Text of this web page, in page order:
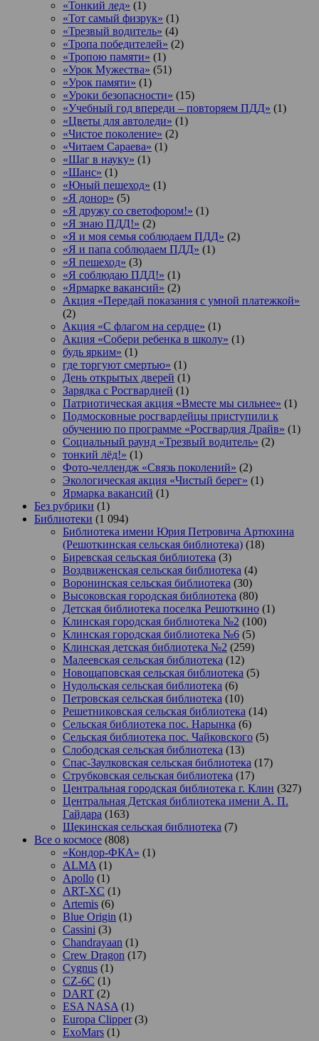
«Тонкий лед» (1)
«Тот самый физрук» (1)
«Трезвый водитель» (4)
«Тропа победителей» (2)
«Тропою памяти» (1)
«Урок Мужества» (51)
«Урок памяти» (1)
«Уроки безопасности» (15)
«Учебный год впереди – повторяем ПДД» (1)
«Цветы для автоледи» (1)
«Чистое поколение» (2)
«Читаем Сараева» (1)
«Шаг в науку» (1)
«Шанс» (1)
«Юный пешеход» (1)
«Я донор» (5)
«Я дружу со светофором!» (1)
«Я знаю ПДД!» (2)
«Я и моя семья соблюдаем ПДД» (2)
«Я и папа соблюдаем ПДД» (1)
«Я пешеход» (3)
«Я соблюдаю ПДД!» (1)
«Ярмарке вакансий» (2)
Акция «Передай показания с умной платежкой»
(2)
Акция «С флагом на сердце» (1)
Акция «Собери ребенка в школу» (1)
будь ярким» (1)
где торгуют смертью» (1)
День открытых дверей (1)
Зарядка с Росгвардией (1)
Патриотическая акция «Вместе мы сильнее» (1)
Подмосковные росгвардейцы приступили к
обучению по программе «Росгвардия Драйв» (1)
Социальный раунд «Трезвый водитель» (2)
тонкий лёд!» (1)
Фото-челлендж «Связь поколений» (2)
Экологическая акция «Чистый берег» (1)
Ярмарка вакансий (1)
Без рубрики (1)
Библиотеки (1 094)
Библиотека имени Юрия Петровича Артюхина
(Решоткинская сельская библиотека) (18)
Биревская сельская библиотека (3)
Воздвиженская сельская библиотека (4)
Воронинская сельская библиотека (30)
Высоковская городская библиотека (80)
Детская библиотека поселка Решоткино (1)
Клинская городская библиотека №2 (100)
Клинская городская библиотека №6 (5)
Клинская детская библиотека №2 (259)
Малеевская сельская библиотека (12)
Новощаповская сельская библиотека (5)
Нудольская сельская библиотека (6)
Петровская сельская библиотека (10)
Решетниковская сельская библиотека (14)
Сельская библиотека пос. Нарынка (6)
Сельская библиотека пос. Чайковского (5)
Слободская сельская библиотека (13)
Спас-Заулковская сельская библиотека (17)
Струбковская сельская библиотека (17)
Центральная городская библиотека г. Клин (327)
Центральная Детская библиотека имени А. П.
Гайдара (163)
Щекинская сельская библиотека (7)
Все о космосе (808)
«Кондор-ФКА» (1)
ALMA (1)
Apollo (1)
ART-XC (1)
Artemis (6)
Blue Origin (1)
Cassini (3)
Chandrayaan (1)
Crew Dragon (17)
Cygnus (1)
CZ-6C (1)
DART (2)
ESA NASA (1)
Europa Clipper(3)
ExoMars (1)